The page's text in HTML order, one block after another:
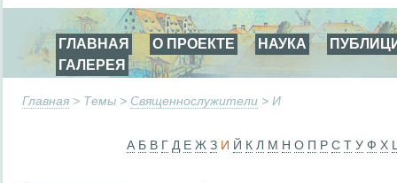
ГЛАВНАЯ О ПРОЕКТЕ НАУКА
ГАЛЕРЕЯ
Главная > Темы > Священнослужители > И
А Б В Г Д Е Ж З И Й К Л М Н О П Р С Т У Ф Х